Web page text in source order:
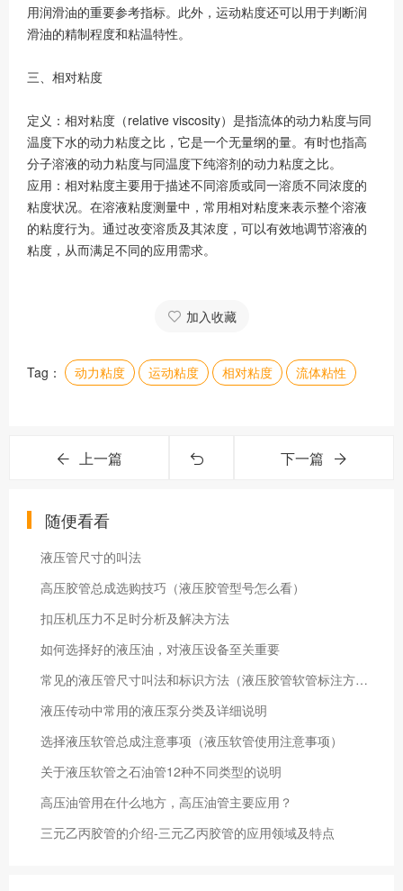
用润滑油的重要参考指标。此外，运动粘度还可以用于判断润
滑油的精制程度和粘温特性。
三、相对粘度
定义：相对粘度（relative viscosity）是指流体的动力粘度与同
温度下水的动力粘度之比，它是一个无量纲的量。有时也指高
分子溶液的动力粘度与同温度下纯溶剂的动力粘度之比。
应用：相对粘度主要用于描述不同溶质或同一溶质不同浓度的
粘度状况。在溶液粘度测量中，常用相对粘度来表示整个溶液
的粘度行为。通过改变溶质及其浓度，可以有效地调节溶液的
粘度，从而满足不同的应用需求。
加入收藏
Tag： 动力粘度 运动粘度 相对粘度 流体粘性
上一篇 下一篇
随便看看
液压管尺寸的叫法
高压胶管总成选购技巧（液压胶管型号怎么看）
扣压机压力不足时分析及解决方法
如何选择好的液压油，对液压设备至关重要
常见的液压管尺寸叫法和标识方法（液压胶管软管标注方法）
液压传动中常用的液压泵分类及详细说明
选择液压软管总成注意事项（液压软管使用注意事项）
关于液压软管之石油管12种不同类型的说明
高压油管用在什么地方，高压油管主要应用？
三元乙丙胶管的介绍-三元乙丙胶管的应用领域及特点